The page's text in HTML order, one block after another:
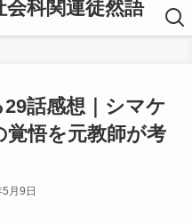
会科関連徒然語
話感想｜シマケ
悟を元教師が考
月9日